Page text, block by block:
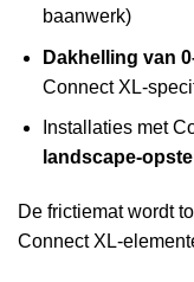
baanwerk)
Dakhelling van
Connect XL-
Installaties met
landscape-
De frictiemat wordt
Connect XL-